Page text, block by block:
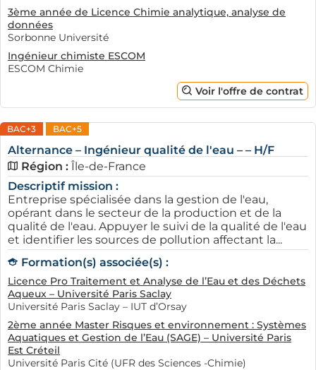
3ème année de Licence Chimie analytique, analyse de
données
Sorbonne Université
Ingénieur chimiste ESCOM
ESCOM Chimie
Voir l'offre de contrat
BAC+3 BAC+5
Alternance – Ingénieur qualité de l'eau – – H/F
Région : Île-de-France
Descriptif mission :
Entreprise spécialisée dans la gestion de l'eau,
opérant dans le secteur de la production et de la
qualité de l'eau. Appuyer le suivi de la qualité de l'eau
et identifier les sources de pollution affectant la...
Formation(s) associée(s) :
Licence Pro Traitement et Analyse de l’Eau et des Déchets
Aqueux – Université Paris Saclay
Université Paris Saclay – IUT d’Orsay
2ème année Master Risques et environnement : Systèmes
Aquatiques et Gestion de l’Eau (SAGE) – Université Paris
Est Créteil
Université Paris Cité (UFR des Sciences -Chimie)